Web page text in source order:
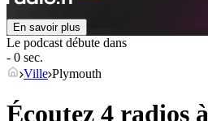
En savoir plus
Le podcast débute dans
- 0 sec.
Ville Plymouth
Écoutez 4 radios à